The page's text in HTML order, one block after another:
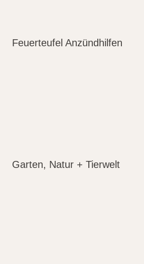
Feuerteufel Anzündhilfen
Garten, Natur + Tierwelt